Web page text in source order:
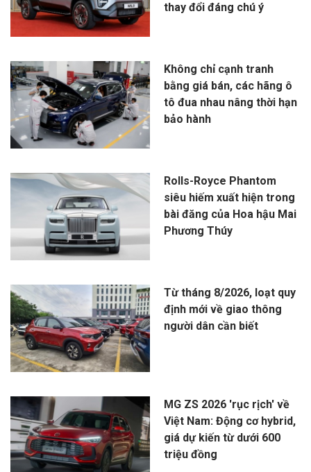
thay đổi đáng chú ý
Không chỉ cạnh tranh
bằng giá bán, các hãng ô
tô đua nhau nâng thời hạn
bảo hành
Rolls-Royce Phantom
siêu hiếm xuất hiện trong
bài đăng của Hoa hậu Mai
Phương Thúy
Từ tháng 8/2026, loạt quy
định mới về giao thông
người dân cần biết
MG ZS 2026 'rục rịch' về
Việt Nam: Động cơ hybrid,
giá dự kiến từ dưới 600
triệu đồng